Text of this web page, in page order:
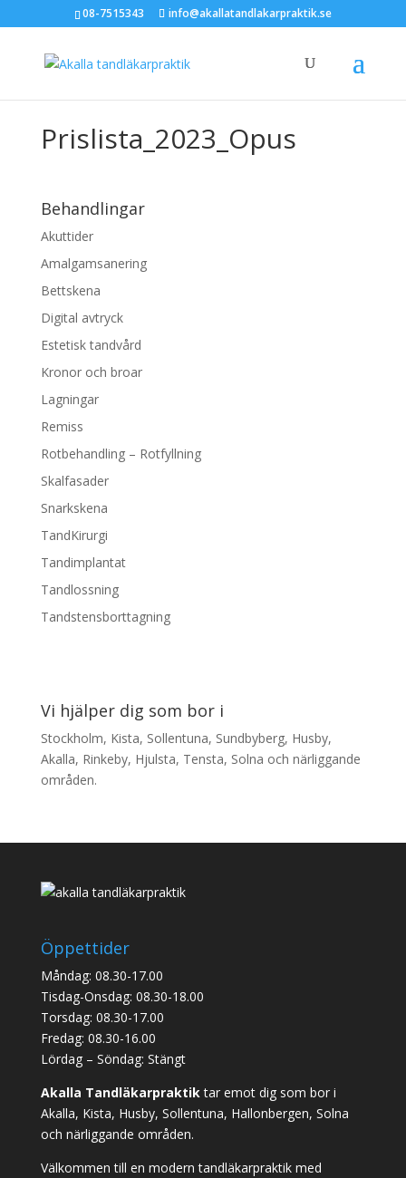
08-7515343 info@akallatandlakarpraktik.se
Prislista_2023_Opus
Behandlingar
Akuttider
Amalgamsanering
Bettskena
Digital avtryck
Estetisk tandvård
Kronor och broar
Lagningar
Remiss
Rotbehandling – Rotfyllning
Skalfasader
Snarkskena
TandKirurgi
Tandimplantat
Tandlossning
Tandstensborttagning
Vi hjälper dig som bor i
Stockholm, Kista, Sollentuna, Sundbyberg, Husby,
Akalla, Rinkeby, Hjulsta, Tensta, Solna och närliggande
områden.
Öppettider
Måndag: 08.30-17.00
Tisdag-Onsdag: 08.30-18.00
Torsdag: 08.30-17.00
Fredag: 08.30-16.00
Lördag – Söndag: Stängt
Akalla Tandläkarpraktiktar emot dig som bor i
Akalla, Kista, Husby, Sollentuna, Hallonbergen, Solna
och närliggande områden.
Välkommen till en modern tandläkarpraktik med